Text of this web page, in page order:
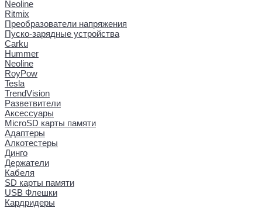
Neoline
Ritmix
Преобразователи напряжения
Пуско-зарядные устройства
Carku
Hummer
Neoline
RoyPow
Tesla
TrendVision
Разветвители
Аксессуары
MicroSD карты памяти
Адаптеры
Алкотестеры
Динго
Держатели
Кабеля
SD карты памяти
USB Флешки
Кардридеры